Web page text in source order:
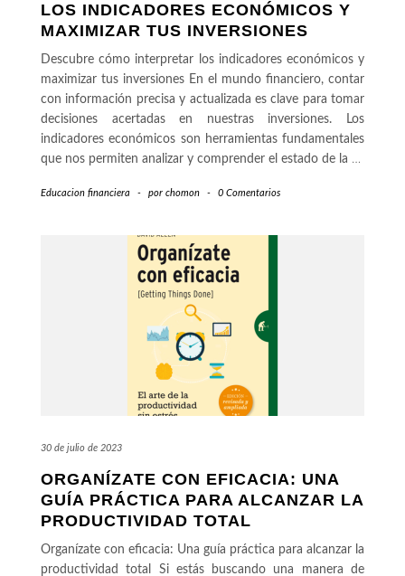
LOS INDICADORES ECONÓMICOS Y
MAXIMIZAR TUS INVERSIONES
Descubre cómo interpretar los indicadores económicos y
maximizar tus inversiones En el mundo financiero, contar
con información precisa y actualizada es clave para tomar
decisiones acertadas en nuestras inversiones. Los
indicadores económicos son herramientas fundamentales
que nos permiten analizar y comprender el estado de la …
Educacion financiera - por chomon - 0 Comentarios
30 de julio de 2023
ORGANÍZATE CON EFICACIA: UNA
GUÍA PRÁCTICA PARA ALCANZAR LA
PRODUCTIVIDAD TOTAL
Organízate con eficacia: Una guía práctica para alcanzar la
productividad total Si estás buscando una manera de